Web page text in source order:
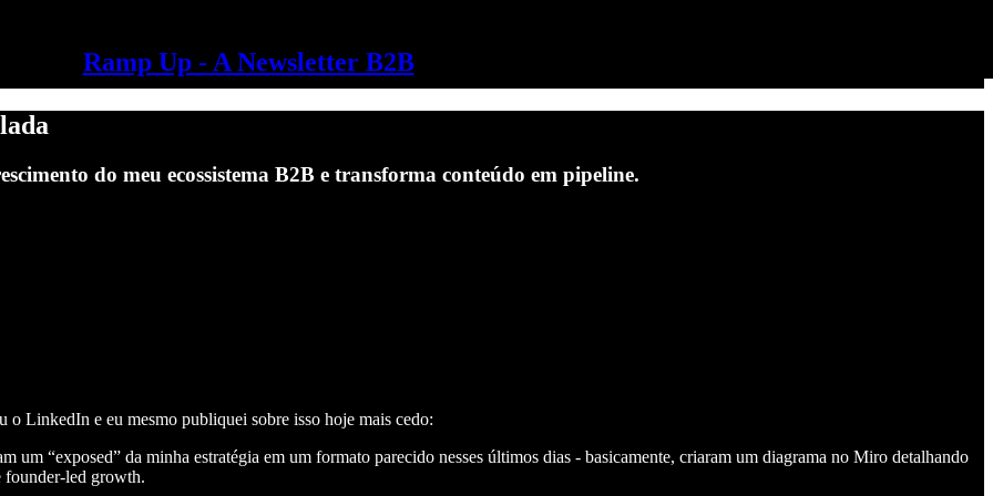
Ramp Up - A Newsletter B2B
do meu ecossistema B2B e transforma conteúdo em pipeline.
o LinkedIn e eu mesmo publiquei sobre isso hoje mais cedo:
um “exposed” da minha estratégia em um formato parecido nesses últimos dias - basicamente, criaram um diagrama no Miro detalhando
founder-led growth.